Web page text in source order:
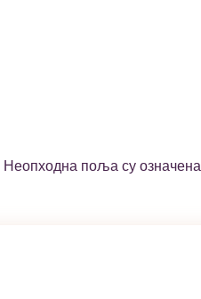
Неопходна поља су означена